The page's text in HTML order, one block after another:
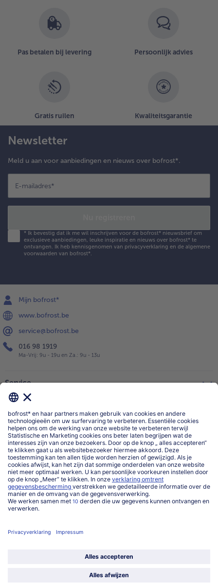
Pas betalen bij levering Persoonlijk advies
Gratis ruilen Kwaliteitsgarantie
Newsletter
Meld u aan voor aanbiedingen en nieuws over bofrost*.
E-mailadres*
* Ik bevestig dat ik me wil inschrijven voor de bofrost* nieuwsbrief om
exclusieve aanbiedingen, leuke inspiratie en nieuws over bofrost* te
ontvangen. Ik heb kennisgenomen van privacyverklaring en de algemene
voorwaarden van bofrost*.
Mijn bofrost*
www.bofrost.be
service@bofrost.be
016 98 1919
Ma-Vrij: 9u - 19u en Za.: 9u - 13u
Service
Categorieën
Land / Taal selecteren